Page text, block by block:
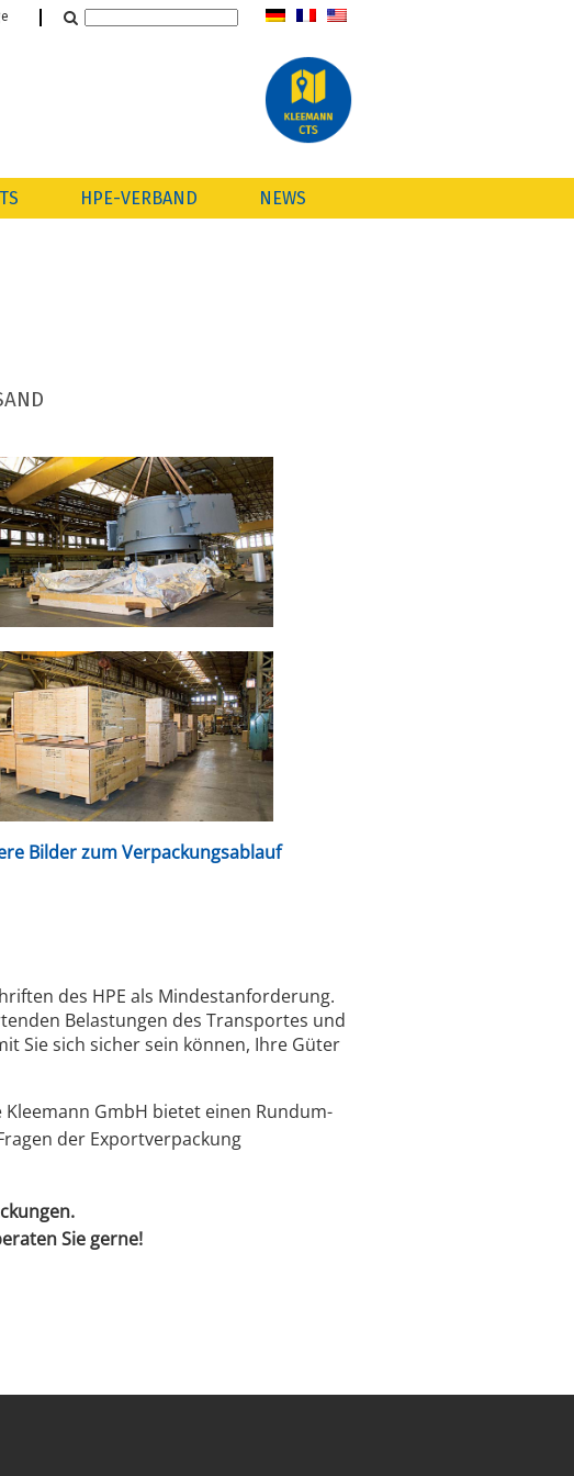

HPE-VERBAND NEWS
Bilder zum Verpackungsablauf
des HPE als Mindestanforderung.
Belastungen des Transportes und
Sie sich sicher sein können, Ihre Güter
GmbH bietet einen Rundum-
der Exportverpackung
Sie gerne!